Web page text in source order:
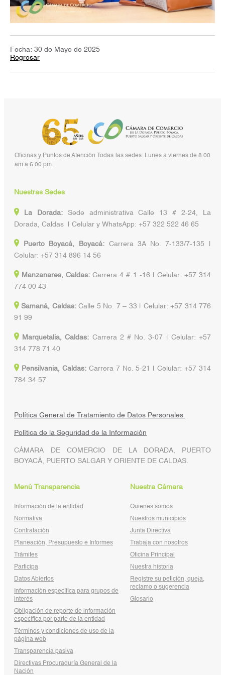
Fecha: 30 de Mayo de 2025
Regresar
Oficinas y Puntos de Atención Todas las sedes: Lunes a viernes de 8:00
am a 6:00 pm.
Nuestras Sedes
La Dorada:Sede administrativa Calle 13 # 2-24, La
Dorada, Caldas | Celular y WhatsApp: +57 322 522 46 65
Puerto Boyacá, Boyacá:Carrera 3A No. 7-133/7-135 |
Celular: +57 314 896 14 56
Manzanares, Caldas: Carrera 4 # 1 -16 | Celular: +57 314
774 00 43
Samaná, Caldas:Calle 5 No. 7 – 33 | Celular: +57 314 776
91 99
Marquetalia, Caldas: Carrera 2 # No. 3-07 | Celular: +57
314 778 71 40
Pensilvania, Caldas:Carrera 7 No. 5-21 | Celular: +57 314
784 34 57
Política General de Tratamiento de Datos Personales
Política de la Seguridad de la Información
CÁMARA DE COMERCIO DE LA DORADA, PUERTO
BOYACÁ, PUERTO SALGAR Y ORIENTE DE CALDAS.
Menú Transparencia
Información de la entidad
Normativa
Contratación
Planeación, Presupuesto e Informes
Trámites
Participa
Datos Abiertos
Información específica para grupos de
interés
Obligación de reporte de información
específica por parte de la entidad
Términos y condiciones de uso de la
página web
Transparencia pasiva
Directivas Procuraduría General de la
Nación
Nuestra Cámara
Quienes somos
Nuestros municipios
Junta Directiva
Trabaja con nosotros
Oficina Principal
Nuestra historia
Registre su petición, queja,
reclamo o sugerencia
Glosario